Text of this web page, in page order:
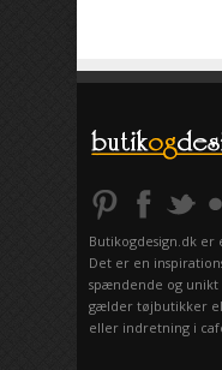
Butikogdesign.dk er
Det er en
spændende og unikt
gælder tøjbutikker
eller indretning i